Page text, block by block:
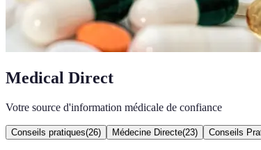
Medical Direct
Votre source d'information médicale de confiance
Conseils pratiques(26) Médecine Directe(23) Conseils